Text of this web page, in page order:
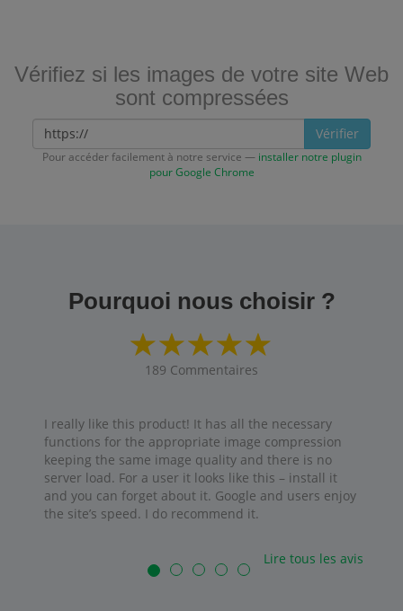
Vérifiez si les images de votre site Web
sont compressées
Vérifier
Pour accéder facilement à notre service — installer notre plugin
pour Google Chrome
Pourquoi nous choisir ?
189 Commentaires
I really like this product! It has all the necessary
functions for the appropriate image compression
keeping the same image quality and there is no
server load. For a user it looks like this – install it
and you can forget about it. Google and users enjoy
the site’s speed. I do recommend it.
Lire tous les avis